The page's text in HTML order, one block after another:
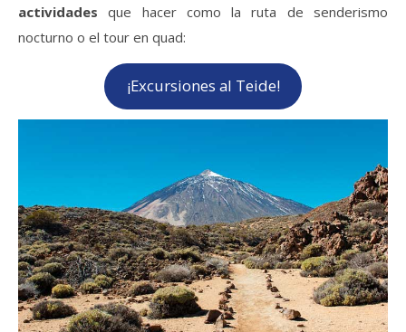
actividades que hacer como la ruta de senderismo
nocturno o el tour en quad:
¡Excursiones al Teide!